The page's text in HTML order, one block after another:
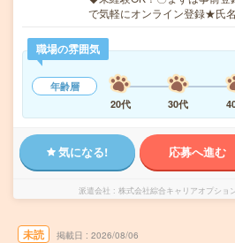
で気軽にオンライン登録★氏
職場の雰囲気
年齢層
20代
30代
気になる! 応募へ進む
派遣会社 株式会社綜合キャリアオプショ
未読 掲載日 2026/08/06